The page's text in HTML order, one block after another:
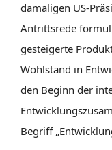
damaligen US-
Antrittsrede
gesteigerte
Wohlstand in
den Beginn der
Begriff